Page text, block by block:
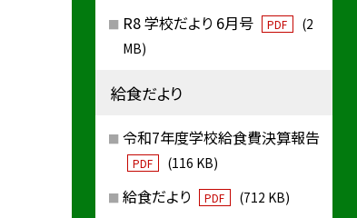
R8 学校だより 6月号 PDF
(2
MB)
給食だより
令和7年度学校給食費決算報告
PDF (116 KB)
給食だより PDF (712 KB)